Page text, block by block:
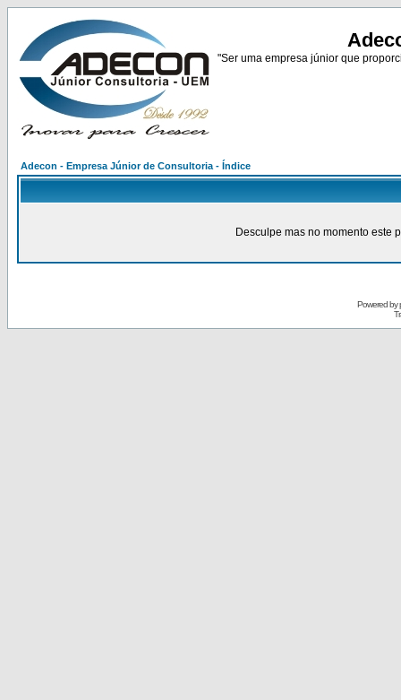
"Ser uma empresa júnior que
Adecon - Empresa Júnior de Consultoria - Índice
Desculpe mas no momento este
Powered by